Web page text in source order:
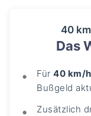
40
Das
Für40 km/
Bußgeld
Zusätzlich